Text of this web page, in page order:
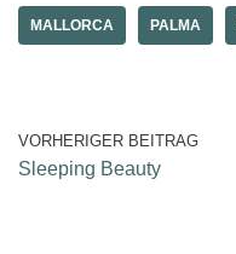
MALLORCA PALMA
VORHERIGER BEITRAG
Sleeping Beauty